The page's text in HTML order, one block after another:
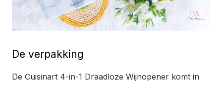
De verpakking
De Cuisinart 4-in-1 Draadloze Wijnopener komt in